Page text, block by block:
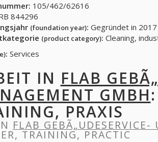
105/462/62616
844296
(foundation year): Gegründet in 2017
(product category): Cleaning,
: Services
IN FLAB
GMBH
PRAXIS
FLAB
TRAINING, PRACTIC